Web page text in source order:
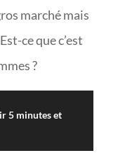
marché mais
ce que c’est
?
5 minutes et